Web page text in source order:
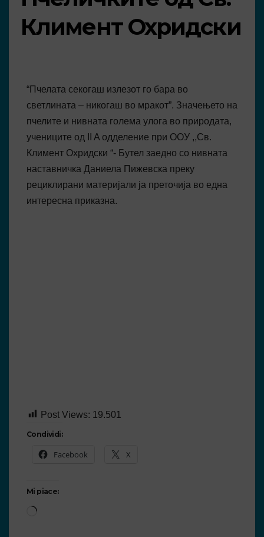
Климент Охридски
“Пчелата секогаш излезот го бара во
светлината – никогаш во мракот”. Значењето на
пчелите и нивната голема улога во природата,
учениците од II A одделение при ООУ ,,Св.
Климент Охридски “- Бутел заедно со нивната
наставничка Даниела Пижевска преку
рециклирани материјали ја преточија во една
интересна приказна.
Post Views: 19.501
Condividi:
Facebook X
Mi piace: